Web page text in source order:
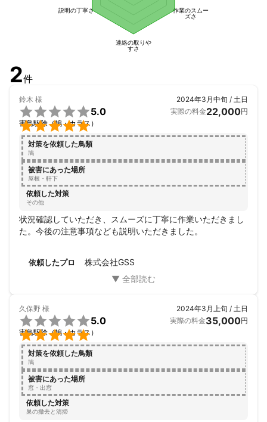
作業のスムー
ズさ
連絡の取りや
すさ
説明の丁寧さ
2件
鈴木 様


5.0
害鳥駆除（鳩・カラス）
2024年3月中旬 / 土日
実際の料金22,000円
対策を依頼した鳥類
鳩
被害にあった場所
屋根・軒下
依頼した対策
その他
状況確認していただき、スムーズに丁寧に作業いただきまし
た。今後の注意事項なども説明いただきました。
依頼したプロ 株式会社GSS
久保野 様


5.0
害鳥駆除（鳩・カラス）
2024年3月上旬 / 土日
実際の料金35,000円
対策を依頼した鳥類
鳩
被害にあった場所
窓・出窓
依頼した対策
巣の撤去と清掃